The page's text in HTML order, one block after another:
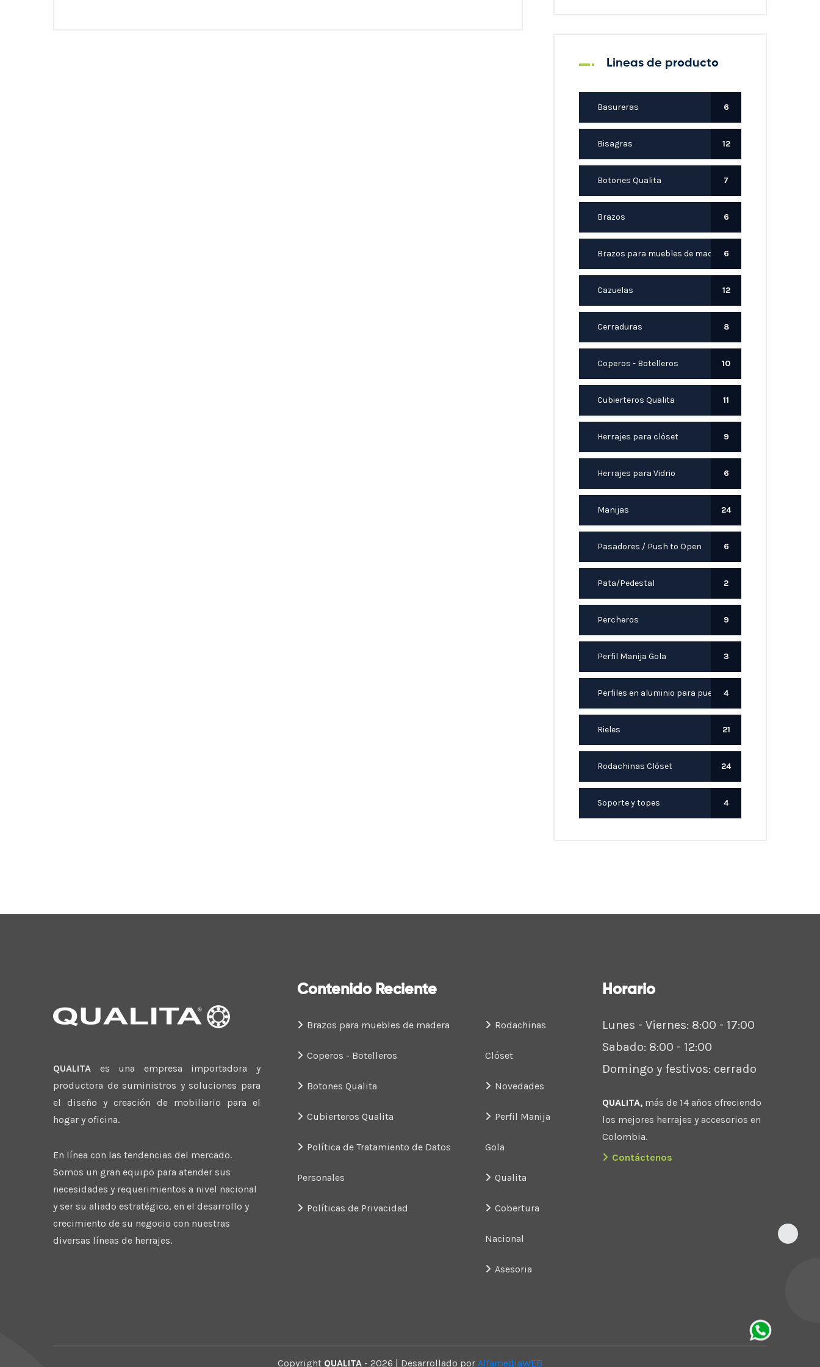
Lineas de producto
Basureras 6
Bisagras 12
Botones Qualita 7
Brazos 6
Brazos para muebles de madera6
Cazuelas 12
Cerraduras 8
Coperos - Botelleros 10
Cubierteros Qualita 11
Herrajes para clóset 9
Herrajes para Vidrio 6
Manijas 24
Pasadores / Push to Open 6
Pata/Pedestal 2
Percheros 9
Perfil Manija Gola 3
Perfiles en aluminio para puerta4
Rieles 21
Rodachinas Clóset 24
Soporte y topes 4
QUALITA es una empresa importadora y
productora de suministros y soluciones para
el diseño y creación de mobiliario para el
hogar y oficina.
En línea con las tendencias del mercado.
Somos un gran equipo para atender sus
necesidades y requerimientos a nivel nacional
y ser su aliado estratégico, en el desarrollo y
crecimiento de su negocio con nuestras
diversas líneas de herrajes.
Contenido Reciente
Brazos para muebles de madera
Coperos - Botelleros
Botones Qualita
Cubierteros Qualita
Política de Tratamiento de Datos
Personales
Políticas de Privacidad
Rodachinas
Clóset
Novedades
Perfil Manija
Gola
Qualita
Cobertura
Nacional
Asesoria
Horario
Lunes - Viernes: 8:00 - 17:00
Sabado: 8:00 - 12:00
Domingo y festivos: cerrado
QUALITA, más de 14 años ofreciendo
los mejores herrajes y accesorios en
Colombia.
Contáctenos
Copyright QUALITA - 2026 | Desarrollado por AlfamediaWEB